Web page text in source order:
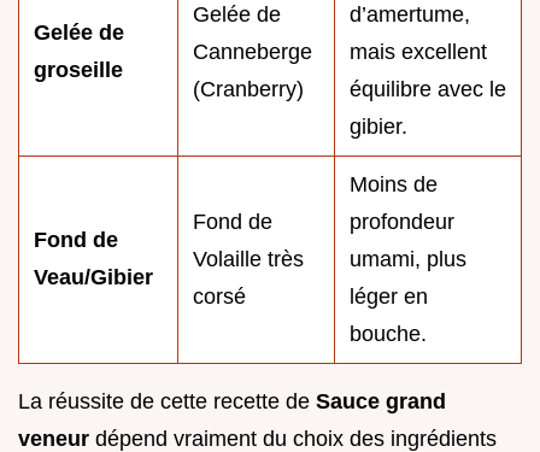
Gelée de
groseille
Gelée de
Canneberge
(Cranberry)
d’amertume,
mais excellent
équilibre avec le
gibier.
Fond de
Veau/Gibier
Fond de
Volaille très
corsé
Moins de
profondeur
umami, plus
léger en
bouche.
La réussite de cette recette de Sauce grand
veneur dépend vraiment du choix des ingrédients